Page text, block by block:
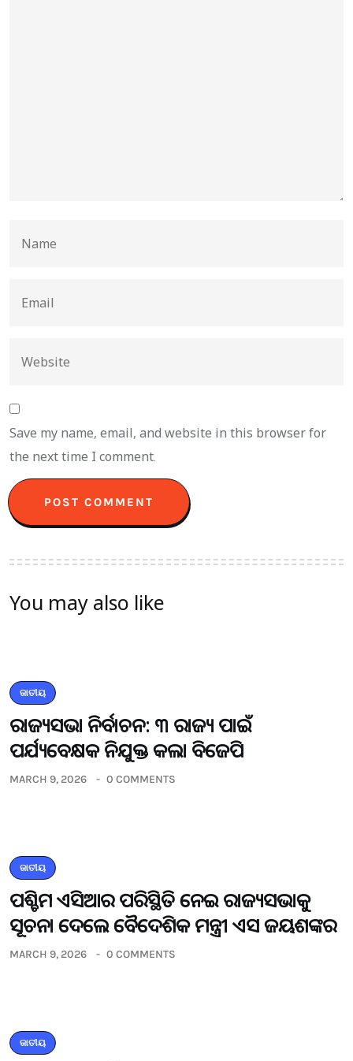
Save my name, email, and website in this browser for
the next time I comment.
You may also like
ଜାତୀୟ
ରାଜ୍ୟସଭା ନିର୍ବାଚନ: ୩ ରାଜ୍ୟ ପାଇଁ
ପର୍ଯ୍ୟବେକ୍ଷକ ନିଯୁକ୍ତ କଲା ବିଜେପି
MARCH 9, 2026 0 COMMENTS
ଜାତୀୟ
ପଶ୍ଚିମ ଏସିଆର ପରିସ୍ଥିତି ନେଇ ରାଜ୍ୟସଭାକୁ
ସୂଚନା ଦେଲେ ବୈଦେଶିକ ମନ୍ତ୍ରୀ ଏସ ଜୟଶଙ୍କର
MARCH 9, 2026 0 COMMENTS
ଜାତୀୟ